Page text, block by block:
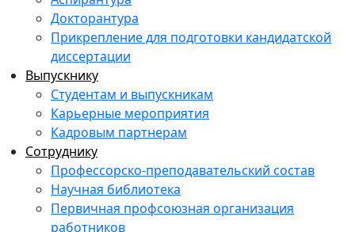
Докторантура
Прикрепление для подготовки кандидатской
диссертации
Выпускнику
Студентам и выпускникам
Карьерные мероприятия
Кадровым партнерам
Сотруднику
Профессорско-преподавательский состав
Научная библиотека
Первичная профсоюзная организация
работников